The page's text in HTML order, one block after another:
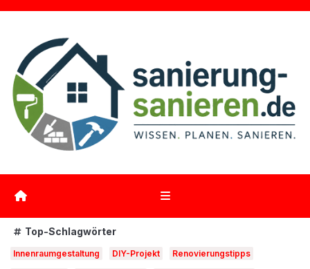
Zum
springen
Top-Schlagwörter
Innenraumgestaltung DIY-Projekt Renovierungstipps